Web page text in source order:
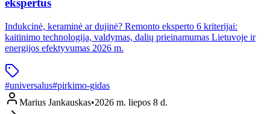
ekspertus
Indukcinė, keraminė ar dujinė? Remonto eksperto 6 kriterijai:
kaitinimo technologija, valdymas, dalių prieinamumas Lietuvoje ir
energijos efektyvumas 2026 m.
#universalus#pirkimo-gidas
Marius Jankauskas•2026 m. liepos 8 d.